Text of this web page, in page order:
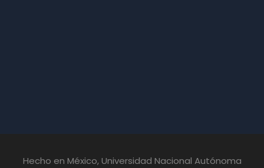
Hecho en México, Universidad Nacional Autónoma